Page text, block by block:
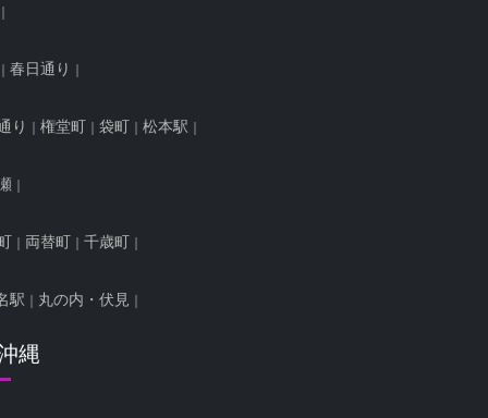
春日通り
り 権堂町 袋町 松本駅
両替町 千歳町
駅 丸の内・伏見
縄